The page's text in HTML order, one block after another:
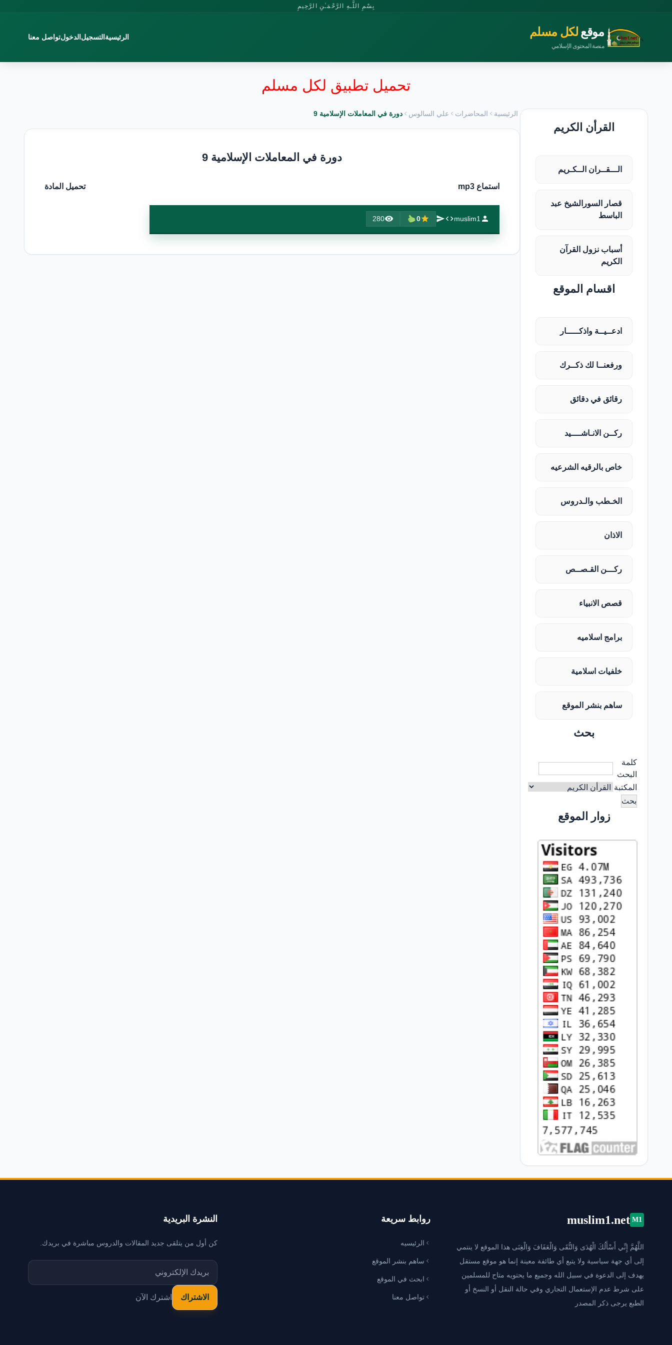
بِسْمِ اللَّـهِ الرَّحْمَـٰنِ الرَّحِيمِ
موقع لكل مسلم
منصة المحتوى الإسلامي
الرئيسية التسجيل الدخولتواصل معنا
تحميل تطبيق لكل مسلم
القرأن الكريم
الـــقــران الــكـريم
قصار السورالشيخ عبد
الباسط
أسباب نزول القرآن
الكريم
اقسام الموقع
ادعــيــة واذكـــــار
ورفعنــا لك ذكــرك
رقائق في دقائق
ركــن الانـاشــــيد
خاص بالرقيه الشرعيه
الخـطب والـدروس
الاذان
ركـــن القـصــص
قصص الانبياء
برامج اسلاميه
خلفيات اسلامية
ساهم بنشر الموقع
بحث
كلمة
البحث
المكتبة
زوار الموقع
الرئيسية المحاضرات علي السالوس دورة في المعاملات الإسلامية 9
دورة في المعاملات الإسلامية 9
استماع mp3 تحميل المادة
muslim1
0
280
M1
muslim1.net
اللَّهُمَّ إِنِّي أَسْأَلُكَ الْهُدَى وَالتُّقَى وَالْعَفَافَ وَالْغِنَى هذا الموقع لا ينتمي
إلى أي جهة سياسية ولا يتبع أي طائفة معينة إنما هو موقع مستقل
يهدف إلى الدعوة في سبيل الله وجميع ما يحتويه متاح للمسلمين
على شرط عدم الإستعمال التجاري وفي حالة النقل أو النسخ أو
الطبع يرجى ذكر المصدر
روابط سريعة
الرئيسيه
ساهم بنشر الموقع
ابحث في الموقع
تواصل معنا
النشرة البريدية
كن أول من يتلقى جديد المقالات والدروس مباشرة في بريدك.
اشترك الآن